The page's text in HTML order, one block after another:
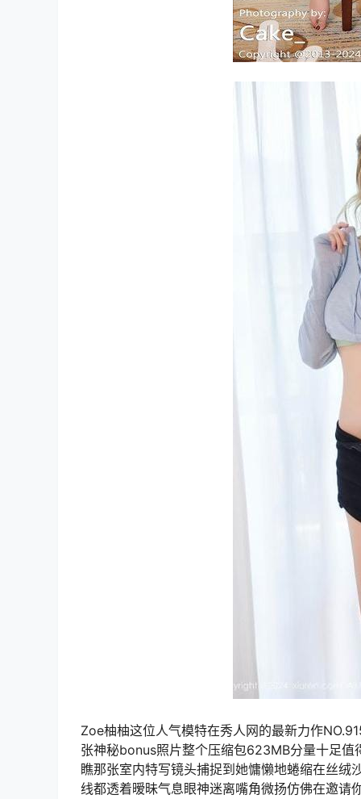
Zoe柚柚这位人气模特在秀人网的最新力作
张神秘bonus照片整个压缩包623MB分量十足值
瞧那张室内特写镜头捕捉到她慵懒地蜷缩在丝
线都透着暧昧气息眼神迷离嘴角微扬仿佛在邀请